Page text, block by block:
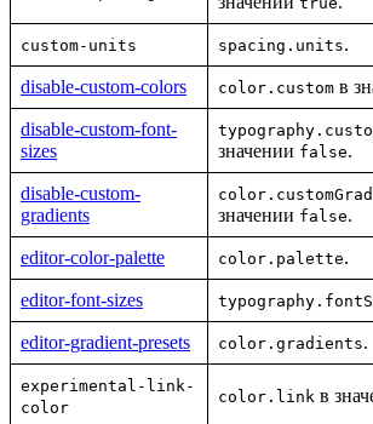
custom-units spacing.units.
disable-custom-colors color.custom в
disable-custom-font-
sizes
значении false.
disable-custom-
gradients
значении false.
editor-color-palette color.palette.
editor-font-sizes
editor-gradient-presets color.gradients.
experimental-link-
color
color.link в